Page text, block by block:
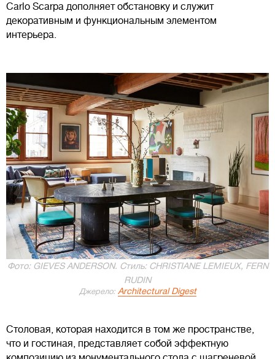
Carlo Scarpa дополняет обстановку и служит
декоративным и функциональным элементом
интерьера.
Фото: GIEVES ANDERSON. Стиль: CHRISTIANE LEMIEUX, FERN
RUDIN
Джерело: Architectural Digest
Столовая, которая находится в том же пространстве,
что и гостиная, представляет собой эффектную